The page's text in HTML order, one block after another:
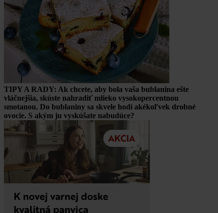
TIPY A RADY: Ak chcete, aby bola vaša bublanina ešte
vláčnejšia, skúste nahradiť mlieko vysokopercentnou
smotanou. Do bublaniny sa skvele hodí akékoľvek drobné
ovocie. S akým ju vyskúšate nabudúce?